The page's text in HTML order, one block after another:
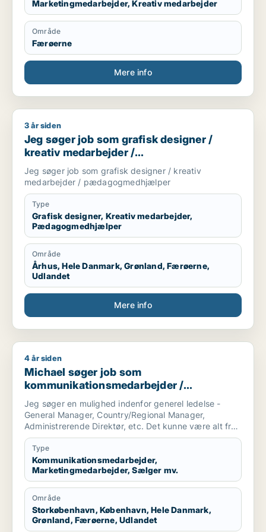
Marketingmedarbejder, Kreativ medarbejder
Område
Færøerne
Mere info
Jeg søger job som grafisk designer / kreativ medarbejder
3 år siden
Jeg søger job som grafisk designer /
kreativ medarbejder /
pædagogmedhjælper
Jeg søger job som grafisk designer / kreativ
medarbejder / pædagogmedhjælper
Type
Grafisk designer, Kreativ medarbejder,
Pædagogmedhjælper
Område
Århus, Hele Danmark, Grønland, Færøerne,
Udlandet
Mere info
Michael søger job som kommunikationsmedarbejder /
4 år siden
Michael søger job som
kommunikationsmedarbejder /
marketingmedarbejder / sælger /
forretningsudvikler / kulturmedarbejder
Jeg søger en mulighed indenfor generel ledelse -
General Manager, Country/Regional Manager,
Administrerende Direktør, etc. Det kunne være alt fra
en startup virksomhed til et etableret selskab.
Branchen er i udgangspunktet mindre vigtig for mig,
så længe at virksomheden har et godt produkt og
gode værdier.
Jeg er selv af natur en pragmatisk, menneskelig og
omstillingsparat leder, som ynder at se på helheden
og de store træk, men med et stærkt fokus på
Type
Kommunikationsmedarbejder,
Marketingmedarbejder, Sælger mv.
Område
Storkøbenhavn, København, Hele Danmark,
Grønland, Færøerne, Udlandet